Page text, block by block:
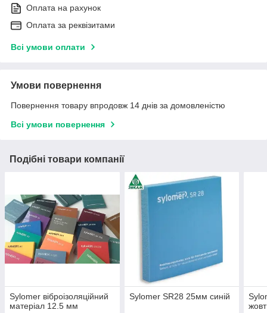
Оплата на рахунок
Оплата за реквізитами
Всі умови оплати
Умови повернення
Повернення товару впродовж 14 днів за домовленістю
Всі умови повернення
Подібні товари компанії
Sylomer віброізоляційний
матеріал 12.5 мм
Sylomer SR28 25мм синій